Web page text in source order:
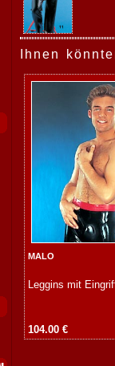
Ihnen
MALO
Leggins mit
104.00 €